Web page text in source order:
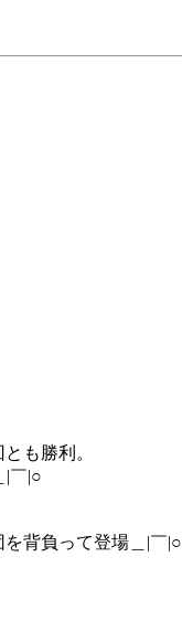
も勝利。
|￣|○
背負って登場＿|￣|○